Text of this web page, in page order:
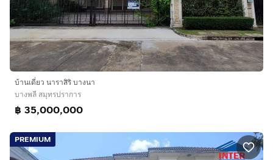
15. ตกแต่งสวนภายนอกบ้าน
16. ตกแต่งห้องน้ำ พร้อมสุขภัณฑ์
บ้านเดี่ยว นาราสิริ บางนา
บางพลี สมุทรปราการ
฿ 35,000,000
PREMIUM